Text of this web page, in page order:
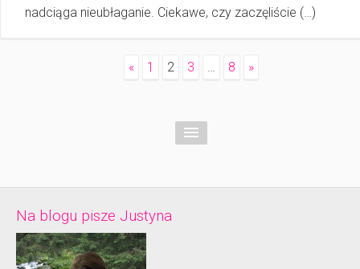
nadciąga nieubłaganie. Ciekawe, czy zaczęliście (…)
« 1 2 3 8 »
Na blogu pisze Justyna